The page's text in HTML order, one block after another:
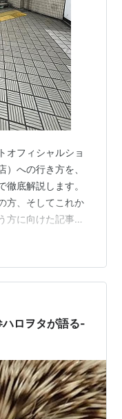
オフィシャルショ
）への行き方を、
底解説します。
方、そしてこれか
方に向けた記事と
】どの車両に乗れ
らどう動く？迷わ
へ 1-A出口から地上
だけ 注意ポイン
こちら！ まとめ /
ロヲタが語る-